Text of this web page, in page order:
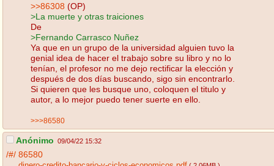
>>86308 (OP)
>La muerte y otras traiciones
De
>Fernando Carrasco Nuñez
Ya que en un grupo de la universidad alguien tuvo la
genial idea de hacer el trabajo sobre su libro y no lo
tenían, el profesor no me dejo rectificar la elección y
después de dos días buscando, sigo sin encontrarlo.
Si quieren que les busque uno, coloquen el titulo y
autor, a lo mejor puedo tener suerte en ello.
>>>86580
Anónimo 09/04/22 15:32
/#/ 86580